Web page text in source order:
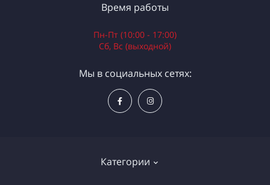
Категории
Время работы
Пн-Пт (10:00 - 17:00)
Сб, Вс (выходной)
Мы в социальных сетях: